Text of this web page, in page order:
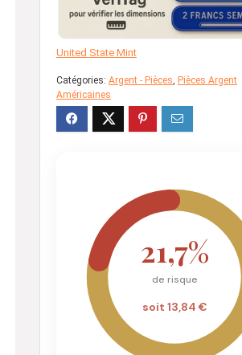
United State Mint
Catégories: Argent - Pièces, Pièces Argent
Américaines
21,7%
de risque
soit 13,84 €